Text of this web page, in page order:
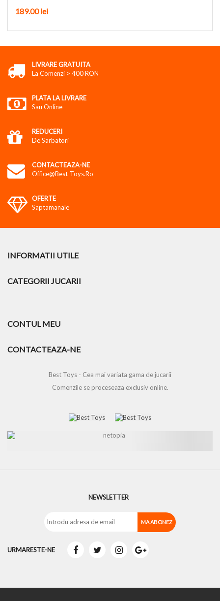
189.00lei
LIVRARE GRATUITA
La Comenzi > 400 RON
PLATA LA LIVRARE
Sau Online
REDUCERI
De Sarbatori
CONTACTEAZA-NE
Office@best-Toys.ro
OFERTE
Saptamanale
INFORMATII UTILE
CATEGORII JUCARII
CONTUL MEU
CONTACTEAZA-NE
Best Toys - Cea mai variata gama de jucarii
Comenzile se proceseaza exclusiv online.
NEWSLETTER
URMARESTE-NE